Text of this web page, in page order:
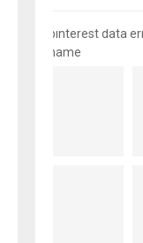
pinterest data
name